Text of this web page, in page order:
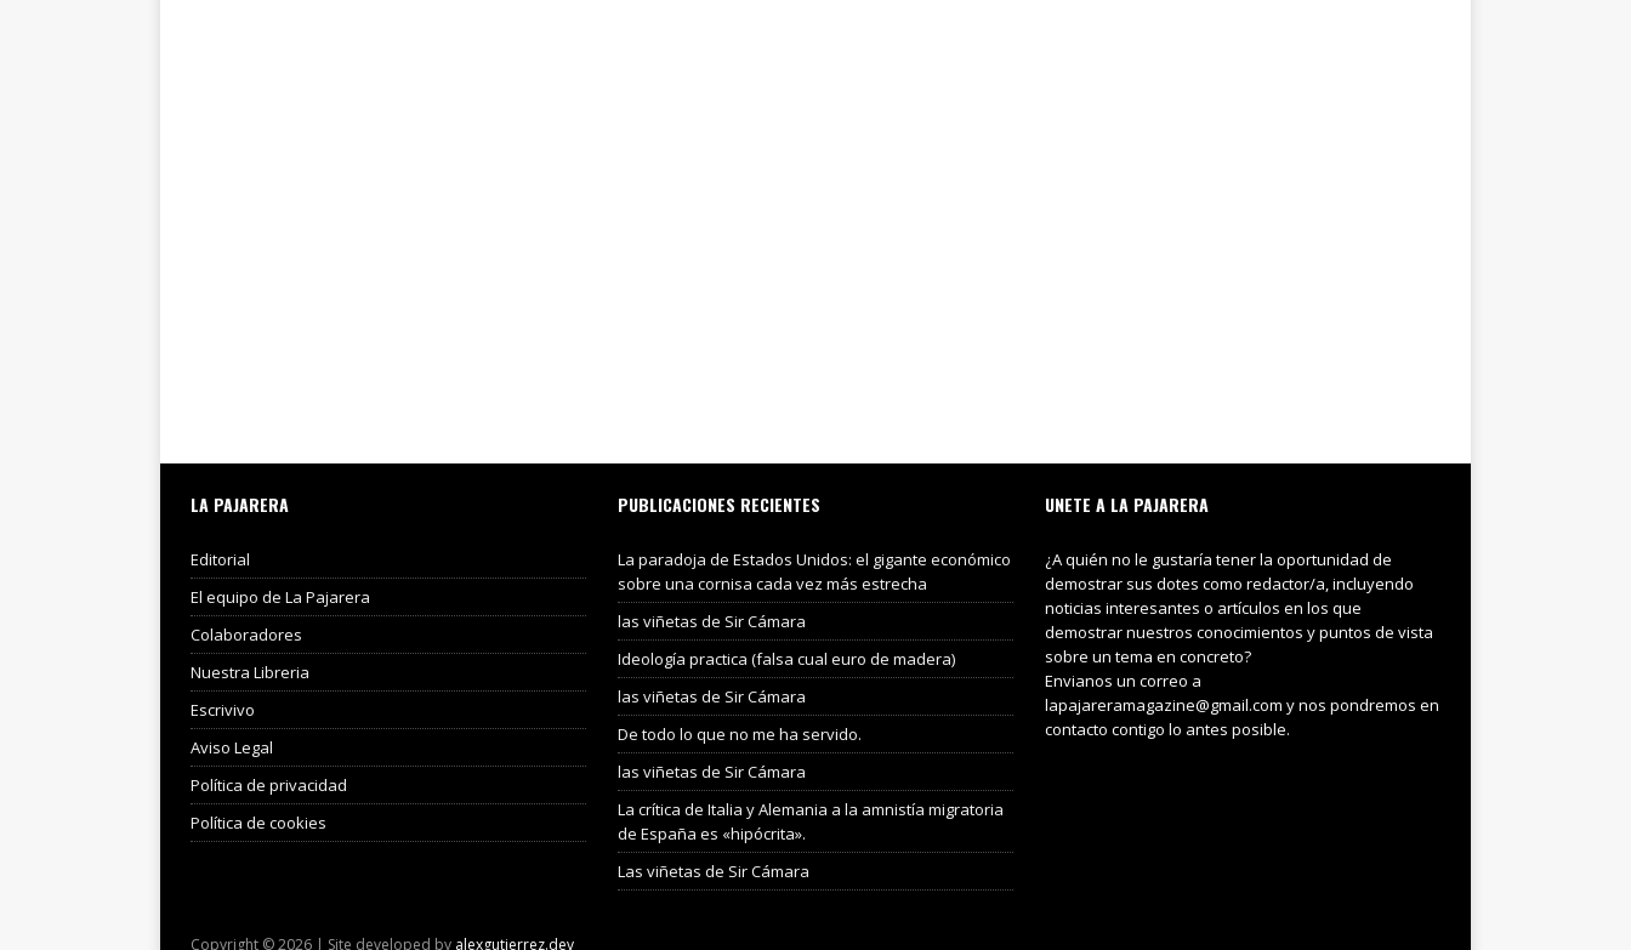
LA PAJARERA
Editorial
El equipo de La Pajarera
Colaboradores
Nuestra Libreria
Escrivivo
Aviso Legal
Política de privacidad
Política de cookies
PUBLICACIONES RECIENTES
La paradoja de Estados Unidos: el gigante económico
sobre una cornisa cada vez más estrecha
las viñetas de Sir Cámara
Ideología practica (falsa cual euro de madera)
las viñetas de Sir Cámara
De todo lo que no me ha servido.
las viñetas de Sir Cámara
La crítica de Italia y Alemania a la amnistía migratoria
de España es «hipócrita».
Las viñetas de Sir Cámara
UNETE A LA PAJARERA
¿A quién no le gustaría tener la oportunidad de
demostrar sus dotes como redactor/a, incluyendo
noticias interesantes o artículos en los que
demostrar nuestros conocimientos y puntos de vista
sobre un tema en concreto?
Envianos un correo a
lapajareramagazine@gmail.com y nos pondremos en
contacto contigo lo antes posible.
Copyright © 2026 | Site developed by alexgutierrez.dev